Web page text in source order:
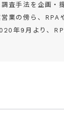
査手法を企画・
業の傍ら、RPA
年9月より、